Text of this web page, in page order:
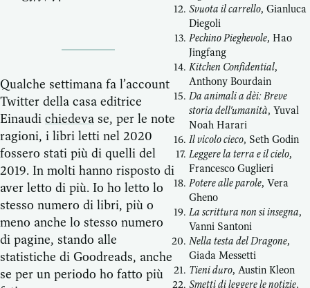
Qualche settimana fa l’account
Twitter della casa editrice
Einaudi chiedeva se, per le note
ragioni, i libri letti nel 2020
fossero stati più di quelli del
2019. In molti hanno risposto di
aver letto di più. Io ho letto lo
stesso numero di libri, più o
meno anche lo stesso numero
di pagine, stando alle
statistiche di Goodreads, anche
se per un periodo ho fatto più
Svuota il carrello, Gianluca
Diegoli
Pechino Pieghevole, Hao
Jingfang
Kitchen Confidential,
Anthony Bourdain
Da animali a dèi: Breve
storia dell'umanità, Yuval
Noah Harari
Il vicolo cieco, Seth Godin
Leggere la terra e il cielo,
Francesco Guglieri
Potere alle parole, Vera
Gheno
La scrittura non si insegna,
Vanni Santoni
Nella testa del Dragone,
Giada Messetti
Tieni duro, Austin Kleon
Smetti di leggere le notizie,